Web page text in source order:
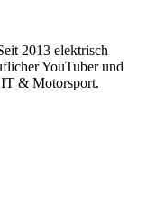
2013 elektrisch
YouTuber und
& Motorsport.